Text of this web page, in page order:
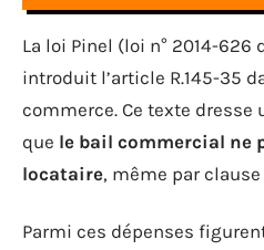
La loi Pinel (loi n° 2014-626
introduit l’article R.145-35
commerce. Ce texte dresse
que le bail commercial ne
locataire, même par
Parmi ces dépenses